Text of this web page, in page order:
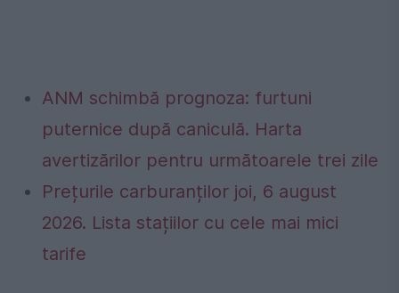
ANM schimbă prognoza: furtuni
puternice după caniculă. Harta
avertizărilor pentru următoarele trei zile
Prețurile carburanților joi, 6 august
2026. Lista stațiilor cu cele mai mici
tarife